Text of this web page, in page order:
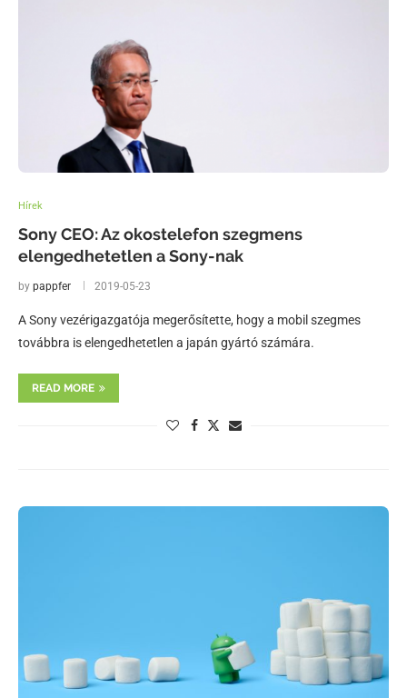
Hírek
Sony CEO: Az okostelefon szegmens
elengedhetetlen a Sony-nak
by pappfer 2019-05-23
A Sony vezérigazgatója megerősítette, hogy a mobil szegmes
továbbra is elengedhetetlen a japán gyártó számára.
READ MORE